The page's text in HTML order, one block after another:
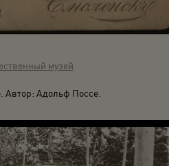
музей
Автор: Адольф Поссе.